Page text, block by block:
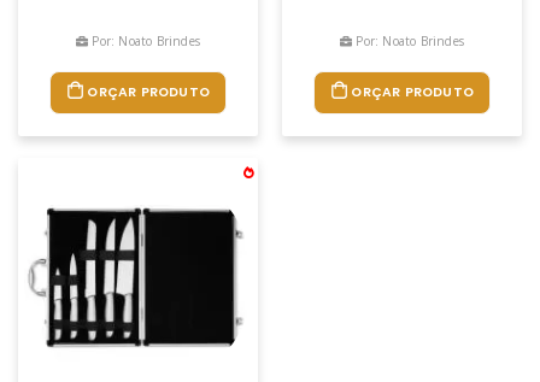
Por: Noato Brindes
ORÇAR PRODUTO
Por: Noato Brindes
ORÇAR PRODUTO